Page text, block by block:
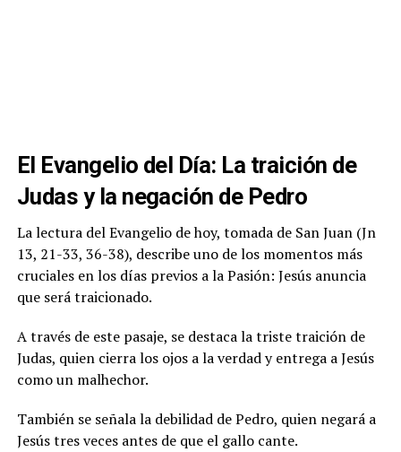
El Evangelio del Día: La traición de
Judas y la negación de Pedro
La lectura del Evangelio de hoy, tomada de San Juan (Jn
13, 21-33, 36-38), describe uno de los momentos más
cruciales en los días previos a la Pasión: Jesús anuncia
que será traicionado.
A través de este pasaje, se destaca la triste traición de
Judas, quien cierra los ojos a la verdad y entrega a Jesús
como un malhechor.
También se señala la debilidad de Pedro, quien negará a
Jesús tres veces antes de que el gallo cante.